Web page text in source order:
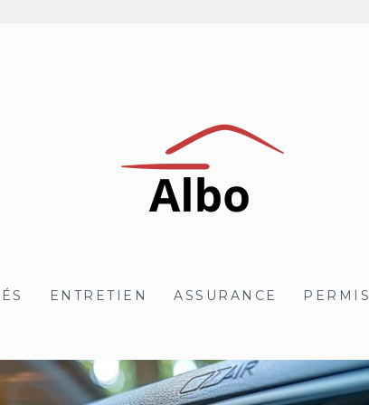
ENTRETIEN ASSURANCE PERMIS